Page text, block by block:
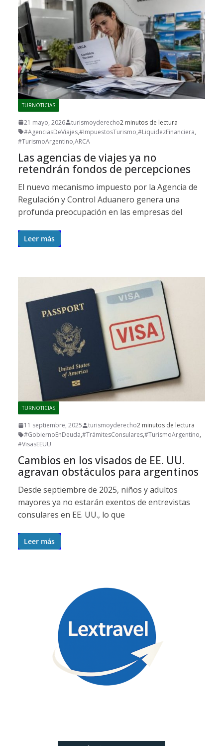
TURNOTICIAS
21 mayo, 2026 turismoyderecho2 minutos de lectura
#AgenciasDeViajes,#ImpuestosTurismo,#LiquidezFinanciera,
#TurismoArgentino,ARCA
Las agencias de viajes ya no
retendrán fondos de percepciones
El nuevo mecanismo impuesto por la Agencia de
Regulación y Control Aduanero genera una
profunda preocupación en las empresas del
Leer más
TURNOTICIAS
11 septiembre, 2025 turismoyderecho2 minutos de lectura
#GobiernoEnDeuda,#TrámitesConsulares,#TurismoArgentino,
#VisasEEUU
Cambios en los visados de EE. UU.
agravan obstáculos para argentinos
Desde septiembre de 2025, niños y adultos
mayores ya no estarán exentos de entrevistas
consulares en EE. UU., lo que
Leer más